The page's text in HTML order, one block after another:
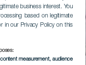
business interest. You
based on legitimate
in our Privacy Policy on this
measurement, audience